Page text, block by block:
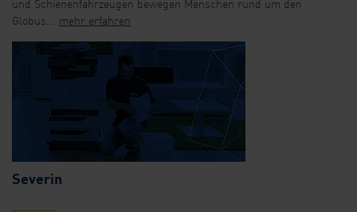
Globus... mehr erfahren
Severin